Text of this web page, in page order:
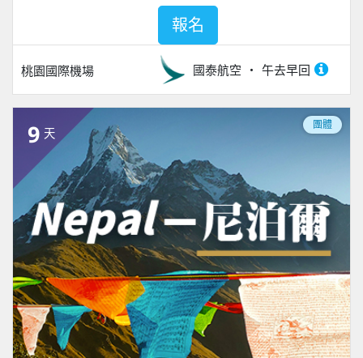
桃園國際機場 國泰航空 午去早回
報名
9 天
團體